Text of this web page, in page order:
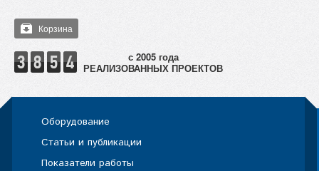
Корзина
РЕАЛИЗОВАННЫХ ПРОЕКТОВ
Оборудование
Статьи и публикации
Показатели работы